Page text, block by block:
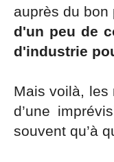
auprès du
d'un peu de
d'industrie
Mais voilà, les
d’une
souvent qu’à